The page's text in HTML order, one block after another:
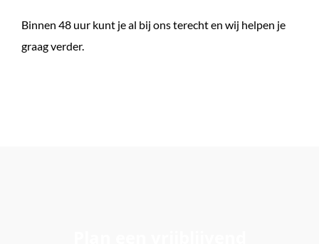
Binnen 48 uur kunt je al bij ons terecht en wij helpen je
graag verder.